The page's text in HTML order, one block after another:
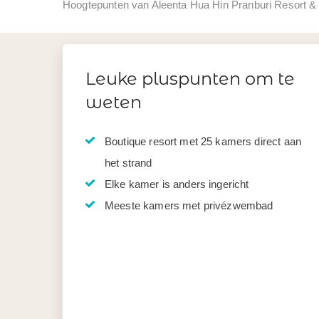
Hoogtepunten van Aleenta Hua Hin Pranburi Resort &
Leuke pluspunten om te
weten
Boutique resort met 25 kamers direct aan
het strand
Elke kamer is anders ingericht
Meeste kamers met privézwembad